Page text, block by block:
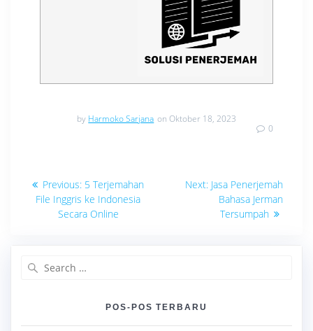
by Harmoko Sarjana on Oktober 18, 2023
0
Navigasi
pos
Previous: Previous
post:
5 Terjemahan
File Inggris ke Indonesia
Secara Online
Next: Next
post:
Jasa Penerjemah
Bahasa Jerman
Tersumpah
POS-POS TERBARU